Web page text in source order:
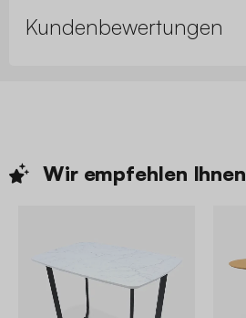
Kundenbewertungen
Wir empfehlen Ihnen